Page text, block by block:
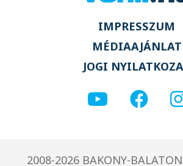
IMPRESSZUM
MÉDIAAJÁNLAT
JOGI
2008-2026 BAKONY-